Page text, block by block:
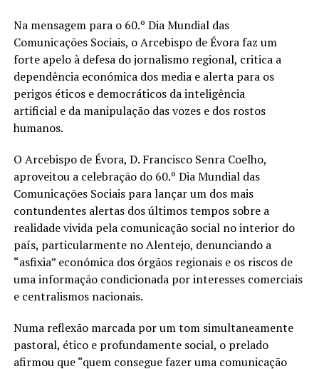
Na mensagem para o 60.º Dia Mundial das
Comunicações Sociais, o Arcebispo de Évora faz um
forte apelo à defesa do jornalismo regional, critica a
dependência económica dos media e alerta para os
perigos éticos e democráticos da inteligência
artificial e da manipulação das vozes e dos rostos
humanos.
O Arcebispo de Évora, D. Francisco Senra Coelho,
aproveitou a celebração do 60.º Dia Mundial das
Comunicações Sociais para lançar um dos mais
contundentes alertas dos últimos tempos sobre a
realidade vivida pela comunicação social no interior do
país, particularmente no Alentejo, denunciando a
“asfixia” económica dos órgãos regionais e os riscos de
uma informação condicionada por interesses comerciais
e centralismos nacionais.
Numa reflexão marcada por um tom simultaneamente
pastoral, ético e profundamente social, o prelado
afirmou que “quem consegue fazer uma comunicação